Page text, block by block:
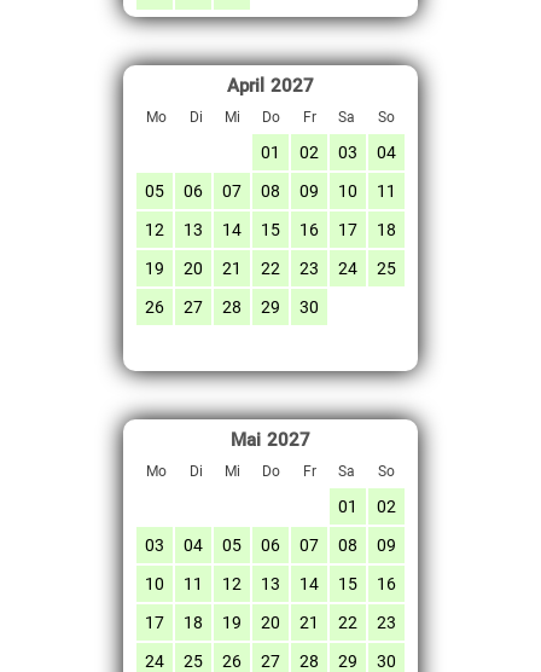
April 2027
Mo Di Mi Do Fr Sa So
01 02 03
04
05
06 07 08 09 10
11
12
13 14 15 16 17
18
19
20 21 22 23 24
25
26
27 28 29 30
Mai 2027
Mo Di Mi Do Fr Sa So
01
02
03
04 05 06 07 08
09
10
11 12 13 14 15
16
17
18 19 20 21 22
23
24
25 26 27 28 29
30